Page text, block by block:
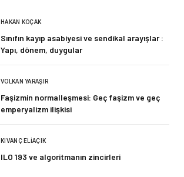
HAKAN KOÇAK
Sınıfın kayıp asabiyesi ve sendikal arayışlar :
Yapı, dönem, duygular
VOLKAN YARAŞIR
Faşizmin normalleşmesi: Geç faşizm ve geç
emperyalizm ilişkisi
KIVANÇ ELIAÇIK
ILO 193 ve algoritmanın zincirleri